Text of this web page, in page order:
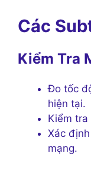
Các
Kiểm Tra
Đo tốc
hiện tại.
Kiểm
Xác
mạng.